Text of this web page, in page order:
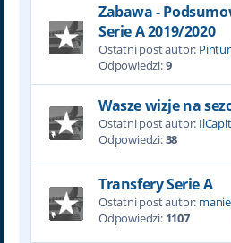
Zabawa -
Serie A 2019/2020
Ostatni post autor:
Odpowiedzi:9
Wasze wizje na
Ostatni post autor:
Odpowiedzi:38
Transfery Serie A
Ostatni post autor:
Odpowiedzi: 1107